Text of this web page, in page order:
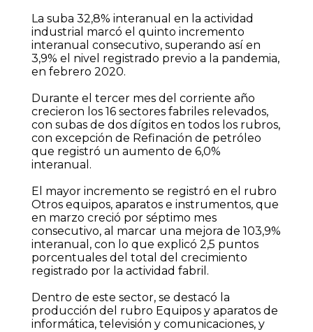
La suba 32,8% interanual en la actividad
industrial marcó el quinto incremento
interanual consecutivo, superando así en
3,9% el nivel registrado previo a la pandemia,
en febrero 2020.
Durante el tercer mes del corriente año
crecieron los 16 sectores fabriles relevados,
con subas de dos dígitos en todos los rubros,
con excepción de Refinación de petróleo
que registró un aumento de 6,0%
interanual.
El mayor incremento se registró en el rubro
Otros equipos, aparatos e instrumentos, que
en marzo creció por séptimo mes
consecutivo, al marcar una mejora de 103,9%
interanual, con lo que explicó 2,5 puntos
porcentuales del total del crecimiento
registrado por la actividad fabril.
Dentro de este sector, se destacó la
producción del rubro Equipos y aparatos de
informática, televisión y comunicaciones, y